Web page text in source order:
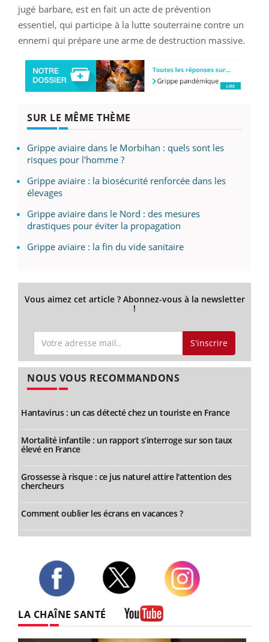
jugé barbare, est en fait un acte de prévention
essentiel, qui participe à la lutte souterraine contre un
ennemi qui prépare une arme de destruction massive.
SUR LE MÊME THÈME
Grippe aviaire dans le Morbihan : quels sont les
risques pour l'homme ?
Grippe aviaire : la biosécurité renforcée dans les
élevages
Grippe aviaire dans le Nord : des mesures
drastiques pour éviter la propagation
Grippe aviaire : la fin du vide sanitaire
Vous aimez cet article ? Abonnez-vous à la newsletter
!
S'inscrire
NOUS VOUS RECOMMANDONS
Hantavirus : un cas détecté chez un touriste en France
Mortalité infantile : un rapport s’interroge sur son taux
élevé en France
Grossesse à risque : ce jus naturel attire l'attention des
chercheurs
Comment oublier les écrans en vacances ?
LA CHAÎNE SANTÉ